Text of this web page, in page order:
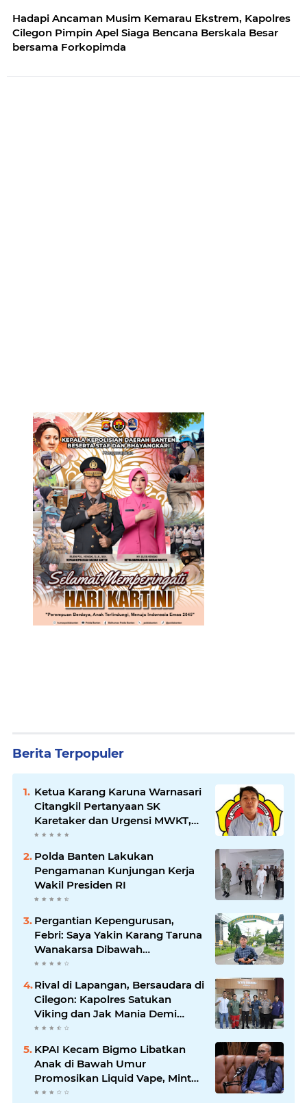
Hadapi Ancaman Musim Kemarau Ekstrem, Kapolres
Cilegon Pimpin Apel Siaga Bencana Berskala Besar
bersama Forkopimda
Berita Terpopuler
Ketua Karang Karuna Warnasari
Citangkil Pertanyaan SK
Karetaker dan Urgensi MWKT,
Saat Suasana Berduka
Polda Banten Lakukan
Pengamanan Kunjungan Kerja
Wakil Presiden RI
Pergantian Kepengurusan,
Febri: Saya Yakin Karang Taruna
Wanakarsa Dibawah
Kepemimpinan Bung Entus
Rival di Lapangan, Bersaudara di
Cilegon: Kapolres Satukan
Viking dan Jak Mania Demi
Nobar Damai Piala Presiden
KPAI Kecam Bigmo Libatkan
Anak di Bawah Umur
Promosikan Liquid Vape, Minta
Aparat Bertindak Tegas